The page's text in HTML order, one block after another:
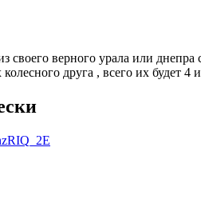
своего верного урала или
друга , всего их будет 4